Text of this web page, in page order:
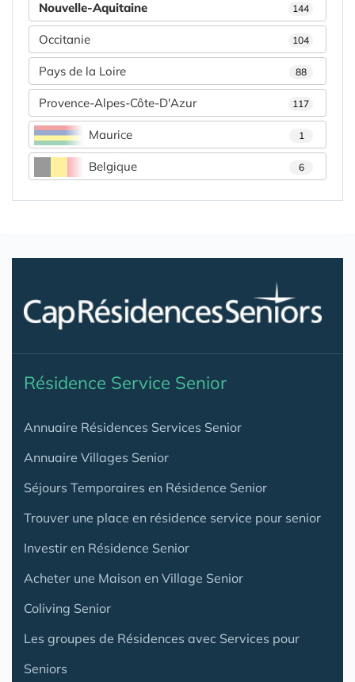
Nouvelle-Aquitaine 144
Occitanie 104
Pays de la Loire 88
Provence-Alpes-Côte-D'Azur 117
Maurice 1
Belgique 6
Résidence Service Senior
Annuaire Résidences Services Senior
Annuaire Villages Senior
Séjours Temporaires en Résidence Senior
Trouver une place en résidence service pour senior
Investir en Résidence Senior
Acheter une Maison en Village Senior
Coliving Senior
Les groupes de Résidences avec Services pour
Seniors